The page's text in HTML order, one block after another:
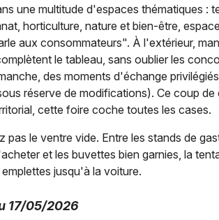
une multitude d'espaces thématiques :
horticulture, nature et bien-être,
aux consommateurs". À l'extérieur,
le tableau, sans oublier les
des moments d'échange
réserve de modifications). Ce coup
cette foire coche toutes les cases.
pas le ventre vide. Entre les stands de
et les buvettes bien garnies, la
jusqu'à la voiture.
17/05/2026